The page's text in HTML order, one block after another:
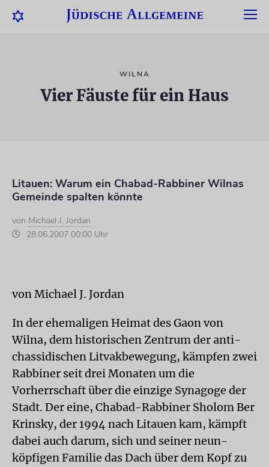
WILNA
Vier Fäuste für ein Haus
Litauen: Warum ein Chabad-Rabbiner Wilnas
Gemeinde spalten könnte
von Michael J. Jordan
28.06.2007 00:00 Uhr
von Michael J. Jordan
In der ehemaligen Heimat des Gaon von
Wilna, dem historischen Zentrum der anti-
chassidischen Litvakbewegung, kämpfen zwei
Rabbiner seit drei Monaten um die
Vorherrschaft über die einzige Synagoge der
Stadt. Der eine, Chabad-Rabbiner Sholom Ber
Krinsky, der 1994 nach Litauen kam, kämpft
dabei auch darum, sich und seiner neun-
köpfigen Familie das Dach über dem Kopf zu